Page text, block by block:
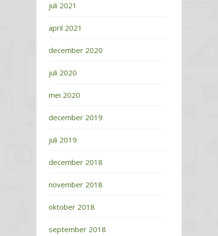
juli 2021
april 2021
december 2020
juli 2020
mei 2020
december 2019
juli 2019
december 2018
november 2018
oktober 2018
september 2018